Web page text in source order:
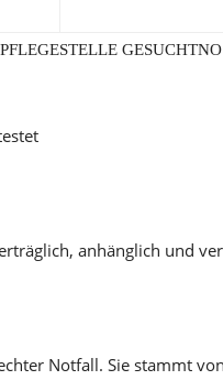
GESUCHT
anhänglich und
Notfall. Sie stammt